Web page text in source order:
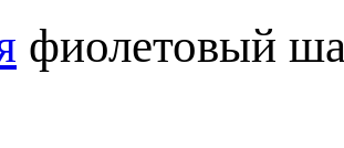
фиолетовый